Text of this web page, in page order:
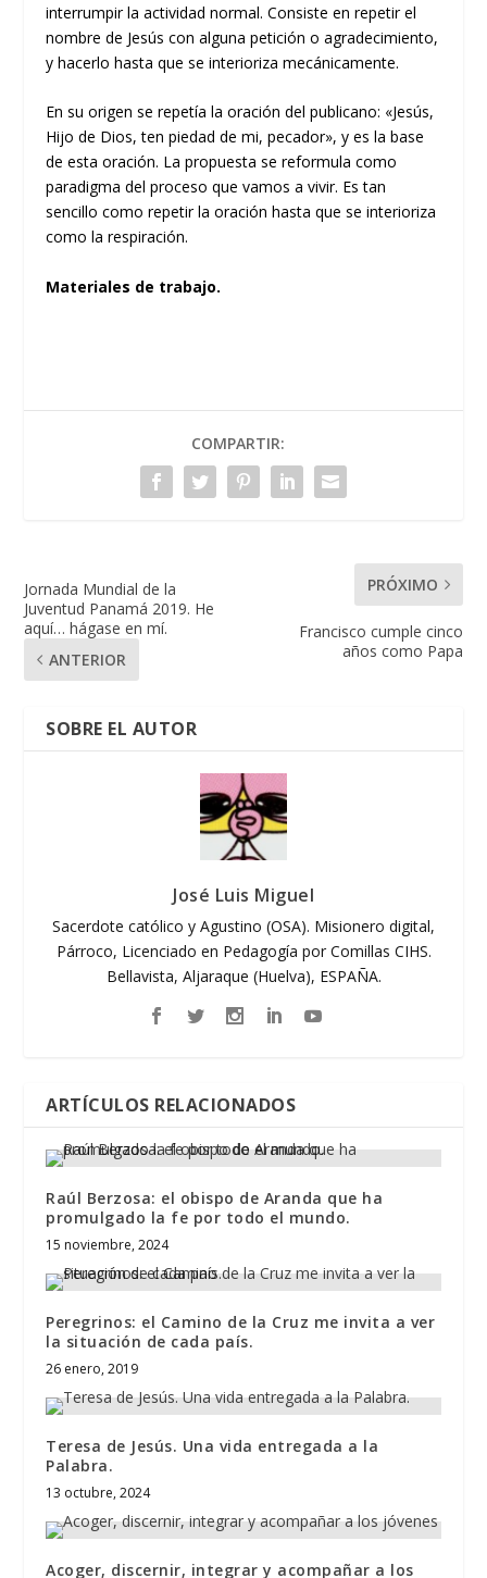
interrumpir la actividad normal. Consiste en repetir el
nombre de Jesús con alguna petición o agradecimiento,
y hacerlo hasta que se interioriza mecánicamente.
En su origen se repetía la oración del publicano: «Jesús,
Hijo de Dios, ten piedad de mi, pecador», y es la base
de esta oración. La propuesta se reformula como
paradigma del proceso que vamos a vivir. Es tan
sencillo como repetir la oración hasta que se interioriza
como la respiración.
Materiales de trabajo.
COMPARTIR:
Jornada Mundial de la
Juventud Panamá 2019. He
aquí… hágase en mí.
ANTERIOR
PRÓXIMO
Francisco cumple cinco
años como Papa
SOBRE EL AUTOR
José Luis Miguel
Sacerdote católico y Agustino (OSA). Misionero digital,
Párroco, Licenciado en Pedagogía por Comillas CIHS.
Bellavista, Aljaraque (Huelva), ESPAÑA.
ARTÍCULOS RELACIONADOS
Raúl Berzosa: el obispo de Aranda que ha
promulgado la fe por todo el mundo.
15 noviembre, 2024
Peregrinos: el Camino de la Cruz me invita a ver
la situación de cada país.
26 enero, 2019
Teresa de Jesús. Una vida entregada a la
Palabra.
13 octubre, 2024
Acoger, discernir, integrar y acompañar a los